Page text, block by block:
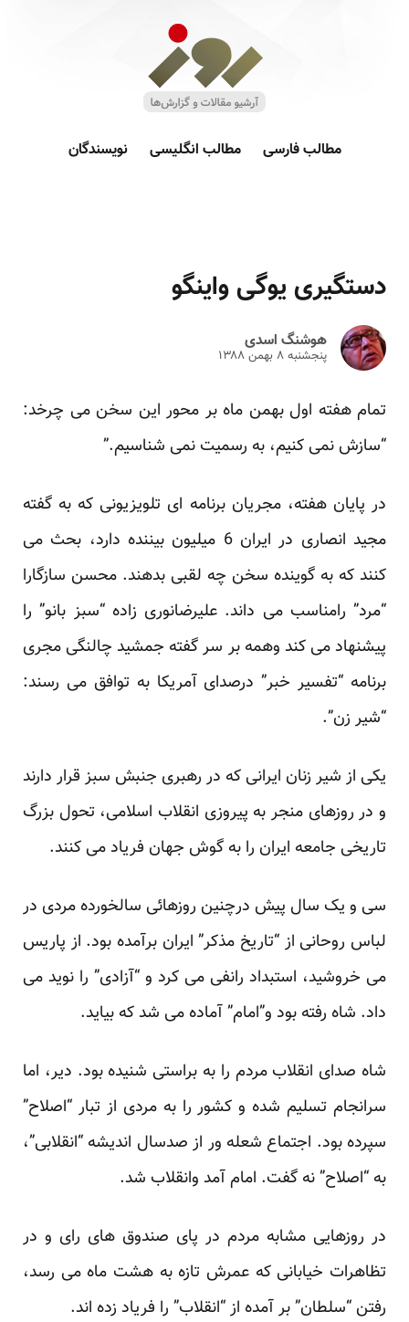
مطالب فارسی مطالب انگلیسی نویسندگان
دستگیری یوگی واینگو
هوشنگ اسدی
پنجشنبه ۸ بهمن ۱۳۸۸
تمام هفته اول بهمن ماه بر محور این سخن می چرخد:
“سازش نمی کنیم، به رسمیت نمی شناسیم.”
در پایان هفته، مجریان برنامه ای تلویزیونی که به گفته
مجید انصاری در ایران 6 میلیون بیننده دارد، بحث می
کنند که به گوینده سخن چه لقبی بدهند. محسن سازگارا
“مرد” رامناسب می داند. علیرضانوری زاده “سبز بانو” را
پیشنهاد می کند وهمه بر سر گفته جمشید چالنگی مجری
برنامه “تفسیر خبر” درصدای آمریکا به توافق می رسند:
“شیر زن”.
یکی از شیر زنان ایرانی که در رهبری جنبش سبز قرار دارند
و در روزهای منجر به پیروزی انقلاب اسلامی، تحول بزرگ
تاریخی جامعه ایران را به گوش جهان فریاد می کنند.
سی و یک سال پیش درچنین روزهائی سالخورده مردی در
لباس روحانی از “تاریخ مذکر” ایران برآمده بود. از پاریس
می خروشید، استبداد رانفی می کرد و “آزادی” را نوید می
داد. شاه رفته بود و”امام” آماده می شد که بیاید.
شاه صدای انقلاب مردم را به براستی شنیده بود. دیر، اما
سرانجام تسلیم شده و کشور را به مردی از تبار “اصلاح”
سپرده بود. اجتماع شعله ور از صدسال اندیشه “انقلابی”،
به “اصلاح” نه گفت. امام آمد وانقلاب شد.
در روزهایی مشابه مردم در پای صندوق های رای و در
تظاهرات خیابانی که عمرش تازه به هشت ماه می رسد،
رفتن “سلطان” بر آمده از “انقلاب” را فریاد زده اند.